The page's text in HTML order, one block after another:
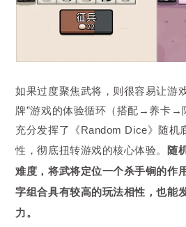
如果过度聚焦武将，则很容易让游
牌”游戏的体验循环（搭配→养卡→
充分发挥了《Random Dice》随机
性，彻底扭转游戏的核心体验。
随
难度，将武将定位一个杀手锏的作
字组合具有较高的玩法相性，也能
力。